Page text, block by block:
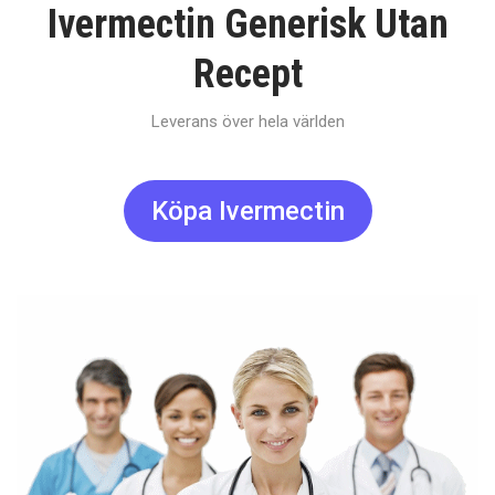
Ivermectin Generisk Utan
Recept
Leverans över hela världen
Köpa Ivermectin